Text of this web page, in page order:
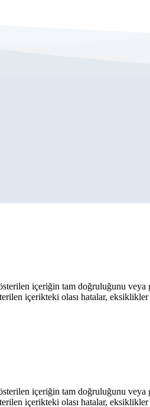
içeriğin tam doğruluğunu
içerikteki olası hatalar,
içeriğin tam doğruluğunu
içerikteki olası hatalar,